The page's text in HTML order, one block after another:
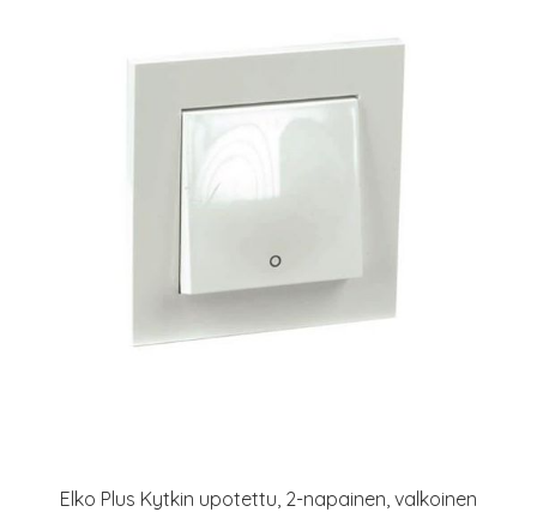
Elko Plus Kytkin upotettu, 2-napainen, valkoinen